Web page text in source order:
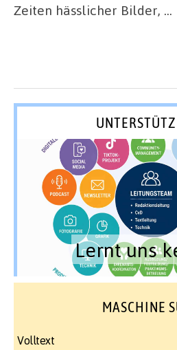
Zeiten hässlicher Bilder, …
Lernt uns
MASCHINE
Volltext